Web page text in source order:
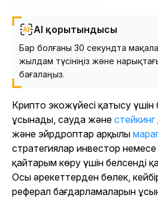
AI қорытындысы
Бар болғаны 30 секундта
жылдам түсініңіз және
бағалаңыз.
Крипто экожүйесі қатысу
ұсынады, сауда және стейкинг
және эйрдроптар арқылы
стратегиялар инвестор
қайтарым көру үшін белсенді
Осы әрекеттерден бөлек,
реферал бағдарламаларын